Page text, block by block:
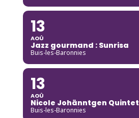
13
AOÛ
Jazz gourmand : Sunrisa
Buis-les-Baronnies
13
AOÛ
Nicole Johänntgen Quintet
Buis-les-Baronnies